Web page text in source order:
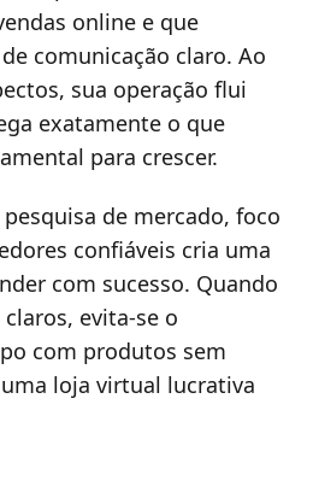
online e que
comunicação claro. Ao
sua operação flui
exatamente o que
para crescer.
de mercado, foco
confiáveis cria uma
com sucesso. Quando
evita-se o
com produtos sem
loja virtual lucrativa